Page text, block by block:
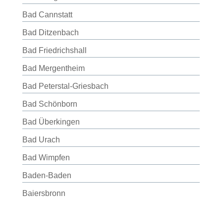
Bad Cannstatt
Bad Ditzenbach
Bad Friedrichshall
Bad Mergentheim
Bad Peterstal-Griesbach
Bad Schönborn
Bad Überkingen
Bad Urach
Bad Wimpfen
Baden-Baden
Baiersbronn